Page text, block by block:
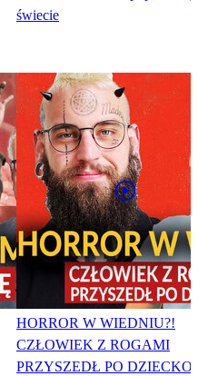
świecie
HORROR W WIEDNIU?!
CZŁOWIEK Z ROGAMI
PRZYSZEDŁ PO DZIECKO